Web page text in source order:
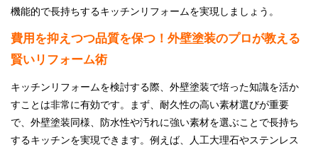
機能的で長持ちするキッチンリフォームを実現しましょう。
費用を抑えつつ品質を保つ！外壁塗装のプロが教える
賢いリフォーム術
キッチンリフォームを検討する際、外壁塗装で培った知識を活か
すことは非常に有効です。まず、耐久性の高い素材選びが重要
で、外壁塗装同様、防水性や汚れに強い素材を選ぶことで長持ち
するキッチンを実現できます。例えば、人工大理石やステンレス